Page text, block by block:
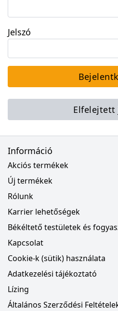
Jelszó
Elfelejtett
Információ
Akciós termékek
Új termékek
Rólunk
Karrier lehetőségek
Békéltető testületek és
Kapcsolat
Cookie-k (sütik) használata
Adatkezelési tájékoztató
Lízing
Általános Szerződési